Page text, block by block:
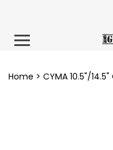
Home CYMA 10.5"/